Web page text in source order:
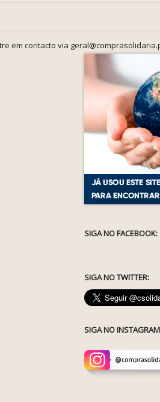
em contacto via
SIGA NO FACEBOOK:
SIGA NO TWITTER:
SIGA NO